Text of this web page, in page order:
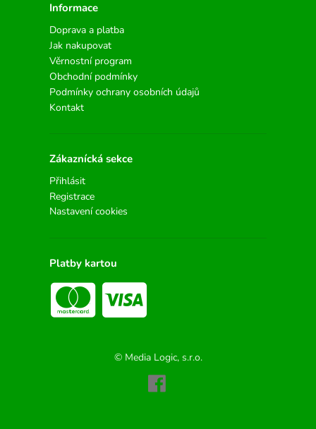
Informace
Doprava a platba
Jak nakupovat
Věrnostní program
Obchodní podmínky
Podmínky ochrany osobních údajů
Kontakt
Zákaznícká sekce
Přihlásit
Registrace
Nastavení cookies
Platby kartou
© Media Logic, s.r.o.